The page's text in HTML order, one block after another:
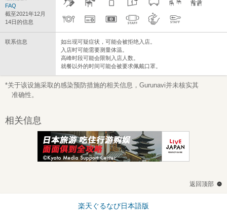
FAQ
截至2021年12月
14日的信息
联系信息
如出现可疑症状，可能会被拒绝入店。
入店时可能需要测量体温。
高峰时段可能会限制入店人数。
就餐以外的时间可能会被要求佩戴口罩。
*关于该设施采取的感染预防措施的相关信息，Gurunavi并未核实其
准确性。
相关信息
返回顶部
楽天ぐるなび日本語版